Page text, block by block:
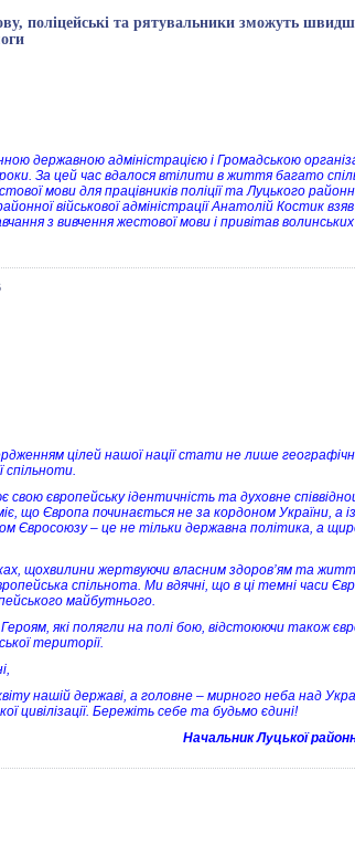
поліцейські та рятувальники зможуть
державною адміністрацією і Громадською
За цей час вдалося втілити в життя багато
мови для працівників поліції та Луцького
військової адміністрації Анатолій Костик
з вивчення жестової мови і привітав
цілей нашої нації стати не лише
спільноти.
свою європейську ідентичність та духовне
що Європа починається не за кордоном України, а
Євросоюзу – це не тільки державна політика, а щире
щохвилини жертвуючи власним здоров’ям та
спільнота. Ми вдячні, що в ці темні часи
майбутнього.
які полягли на полі бою, відстоюючи також
території.
нашій державі, а головне – мирного неба над
цивілізації. Бережіть себе та будьмо єдині!
Начальник Луцької